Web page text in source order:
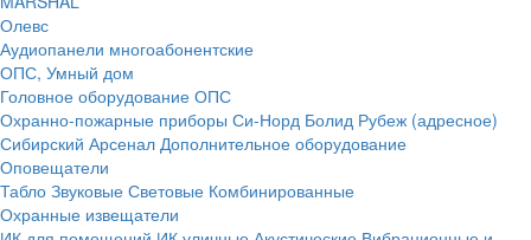
Олевс
Аудиопанели многоабонентские
ОПС, Умный дом
Головное оборудование ОПС
Охранно-пожарные приборы Си-Норд Болид Рубеж (адресное)
Сибирский Арсенал Дополнительное оборудование
Оповещатели
Табло Звуковые Световые Комбинированные
Охранные извещатели